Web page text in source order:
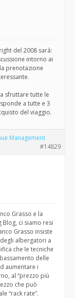
del 2008 sarà:
intorno ai
prenotazione
sfruttare tutte le
a tutte e 3
del viaggio.
Management
#14829
Grasso e la
ci siamo resi
Grasso insiste
albergatori a
che le tecniche
delle
aumentare i
al “prezzo più
che può
“rack rate”.